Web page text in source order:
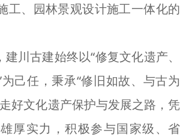
工、园林景观设计施工一体化的
川古建始终以“修复文化遗产、
己任，秉承“修旧如故、与古为
好文化遗产保护与发展之路，凭
厚实力，积极参与国家级、省